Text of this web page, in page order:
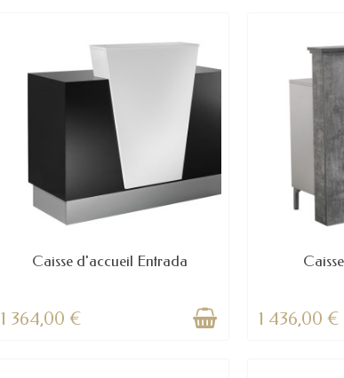
Caisse d'accueil Entrada
1 364,00 € 1 436,00 €